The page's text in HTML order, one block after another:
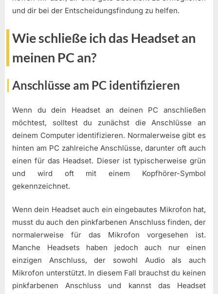
und dir bei der Entscheidungsfindung zu helfen.
Wie schließe ich das Headset an
meinen PC an?
Anschlüsse am PC identifizieren
Wenn du dein Headset an deinen PC anschließen
möchtest, solltest du zunächst die Anschlüsse an
deinem Computer identifizieren. Normalerweise gibt es
hinten am PC zahlreiche Anschlüsse, darunter oft auch
einen für das Headset. Dieser ist typischerweise grün
und wird oft mit einem Kopfhörer-Symbol
gekennzeichnet.
Wenn dein Headset auch ein eingebautes Mikrofon hat,
musst du auch den pinkfarbenen Anschluss finden, der
normalerweise für das Mikrofon vorgesehen ist.
Manche Headsets haben jedoch auch nur einen
einzigen Anschluss, der sowohl Audio als auch
Mikrofon unterstützt. In diesem Fall brauchst du keinen
pinkfarbenen Anschluss und kannst das Headset